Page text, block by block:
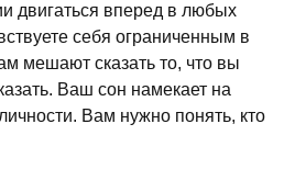
двигаться вперед в любых
себя ограниченным в
мешают сказать то, что вы
Ваш сон намекает на
Вам нужно понять, кто